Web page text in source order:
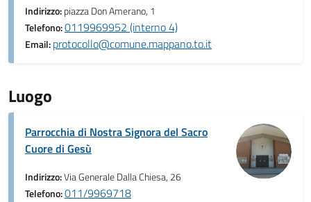
Indirizzo:piazza Don Amerano, 1
Telefono:0119969952 (interno 4)
Email:protocollo@comune.mappano.to.it
Luogo
Parrocchia di Nostra Signora del Sacro
Cuore di Gesù
Indirizzo:Via Generale Dalla Chiesa, 26
Telefono:011/9969718